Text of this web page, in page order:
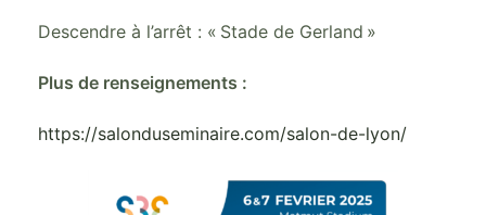
Descendre à l’arrêt : « Stade de Gerland »
Plus de renseignements :
https://salonduseminaire.com/salon-de-lyon/